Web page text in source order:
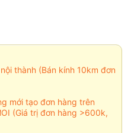
thành (Bán kính 10km đơn
mới tạo đơn hàng trên
(Giá trị đơn hàng >600k,